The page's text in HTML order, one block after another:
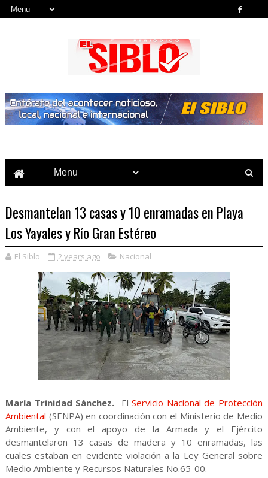
Desmantelan 13 casas y 10 enramadas en Playa
Los Yayales y Río Gran Estéreo
El Siblo 2 years ago Nacional
María Trinidad Sánchez.- El Servicio Nacional de Protección
Ambiental (SENPA) en coordinación con el Ministerio de Medio
Ambiente, y con el apoyo de la Armada y el Ejército
desmantelaron 13 casas de madera y 10 enramadas, las
cuales estaban en evidente violación a la Ley General sobre
Medio Ambiente y Recursos Naturales No.65-00.